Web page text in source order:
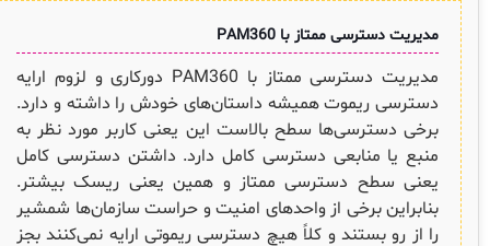
مدیریت دسترسی ممتاز با PAM360
مدیریت دسترسی ممتاز با PAM360 دورکاری و لزوم ارایه
دسترسی ریموت همیشه داستان‌های خودش را داشته و دارد.
برخی دسترسی‌ها سطح بالاست این یعنی کاربر مورد نظر به
منبع یا منابعی دسترسی کامل دارد. داشتن دسترسی کامل
یعنی سطح دسترسی ممتاز و همین یعنی ریسک بیشتر.
بنابراین برخی از واحدهای امنیت و حراست سازمان‌ها شمشیر
را از رو بستند و کلاً هیچ دسترسی ریموتی ارایه نمی‌کنند بجز
◈
سرویس دسک پلاس فارسی
سرویس دسک پلاس ابری
پلاگین‌های سرویس دسک پلاس
کازیو
◈
COBIT
ITIL
ISO/IEC 20000
راهکارهای مدیریتی فناوری اطلاعات برای مراکز آموزشی و دانشگاه‌ها
◈
مقایسه راهکارهای محبوب
چیستان
اصطلاحات و تعاریف مرتبط با ITIL4
لیست کامل 34 تمرین ITIL4
◈
وبینار رایگان ITSM , ESM
ثبت‌نام در دوره‌های آموزشی تخصصی
◈
توافقنامه خدمات
برنامه‌ی همکاری در فروش مدانت و توافقنامه بازاریابی